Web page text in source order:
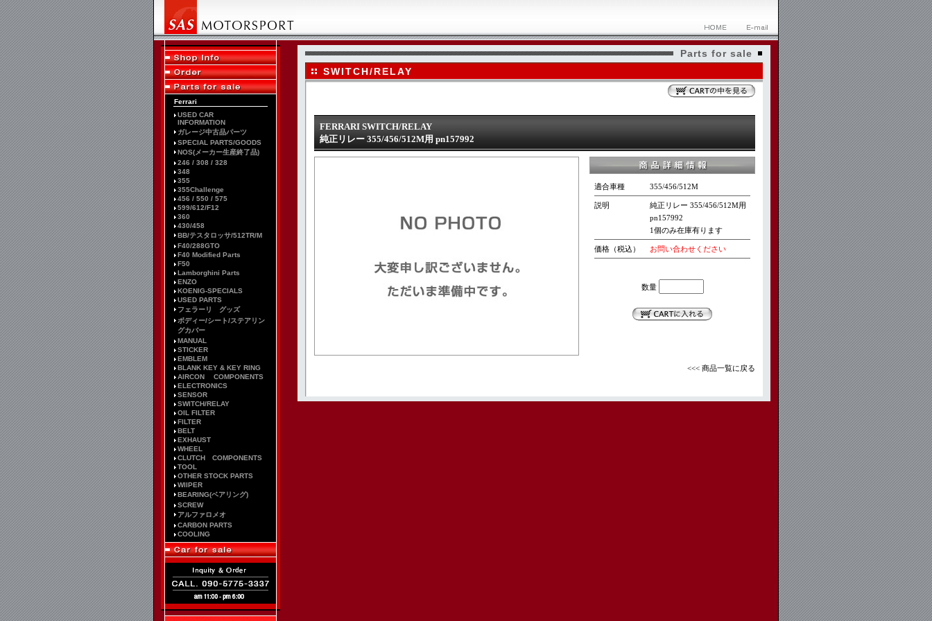
Ferrari
USED CAR
INFORMATION
ガレージ中古品パーツ
SPECIAL PARTS/GOODS
NOS(メーカー生産終了品)
246 / 308 / 328
348
355
355Challenge
456 / 550 / 575
599/612/F12
360
430/458
BB/テスタロッサ/512TR/M
F40/288GTO
F40 Modified Parts
F50
Lamborghini Parts
ENZO
KOENIG-SPECIALS
USED PARTS
フェラーリ グッズ
ボディー/シート/ステアリン
グカバー
MANUAL
STICKER
EMBLEM
BLANK KEY & KEY RING
AIRCON COMPONENTS
ELECTRONICS
SENSOR
SWITCH/RELAY
OIL FILTER
FILTER
BELT
EXHAUST
WHEEL
CLUTCH COMPONENTS
TOOL
OTHER STOCK PARTS
WIIPER
BEARING(ベアリング)
SCREW
アルファロメオ
CARBON PARTS
COOLING
Parts for sale
SWITCH/RELAY
FERRARI SWITCH/RELAY
純正リレー 355/456/512M用 pn157992
適合車種 355/456/512M
説明
純正リレー 355/456/512M用
pn157992
1個のみ在庫有ります
価格（税込） お問い合わせください
数量
<<< 商品一覧に戻る